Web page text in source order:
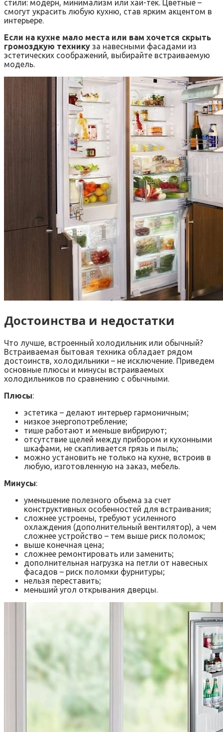
стили: модерн, минимализм или хай-тек. Цветные –
смогут украсить любую кухню, став ярким акцентом в
интерьере.
Если на кухне мало места или вам хочется скрыть
громоздкую технику за навесными фасадами из
эстетических соображений, выбирайте встраиваемую
модель.
Достоинства и недостатки
Что лучше, встроенный холодильник или обычный?
Встраиваемая бытовая техника обладает рядом
достоинств, холодильники – не исключение. Приведем
основные плюсы и минусы встраиваемых
холодильников по сравнению с обычными.
Плюсы:
эстетика – делают интерьер гармоничным;
низкое энергопотребление;
тише работают и меньше вибрируют;
отсутствие щелей между прибором и кухонными
шкафами, не скапливается грязь и пыль;
можно установить не только на кухне, встроив в
любую, изготовленную на заказ, мебель.
Минусы:
уменьшение полезного объема за счет
конструктивных особенностей для встраивания;
сложнее устроены, требуют усиленного
охлаждения (дополнительный вентилятор), а чем
сложнее устройство – тем выше риск поломок;
выше конечная цена;
сложнее ремонтировать или заменить;
дополнительная нагрузка на петли от навесных
фасадов – риск поломки фурнитуры;
нельзя переставить;
меньший угол открывания дверцы.